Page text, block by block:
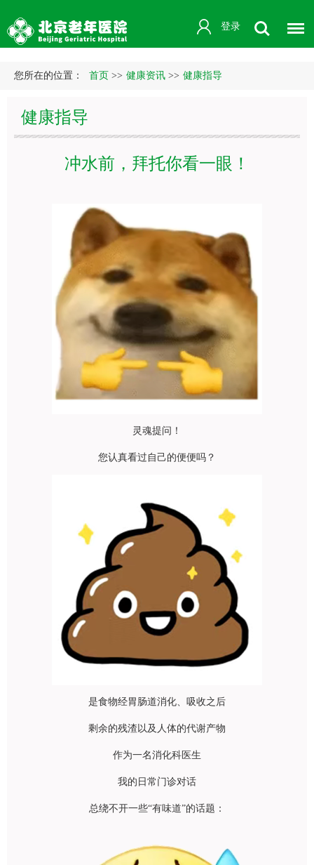
登录
您所在的位置： 首页 >> 健康资讯 >> 健康指导
健康指导
冲水前，拜托你看一眼！
灵魂提问！
您认真看过自己的便便吗？
是食物经胃肠道消化、吸收之后
剩余的残渣以及人体的代谢产物
作为一名消化科 医生
我的日常门诊对话
总绕不开一些“有味道”的话题：